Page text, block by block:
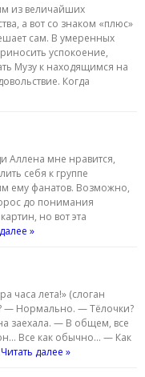
из величайших
а вот со знаком «плюс»
сам. В умеренных
успокоение,
Музу к находящимся на
Когда
Аллена мне нравится,
себя к группе
ему фанатов. Возможно,
до понимания
но вот эта
»
часа лета!» (слоган
— Нормально. — Тёлочки?
заехала. — В общем, все
Все как обычно… — Как
Читать далее »